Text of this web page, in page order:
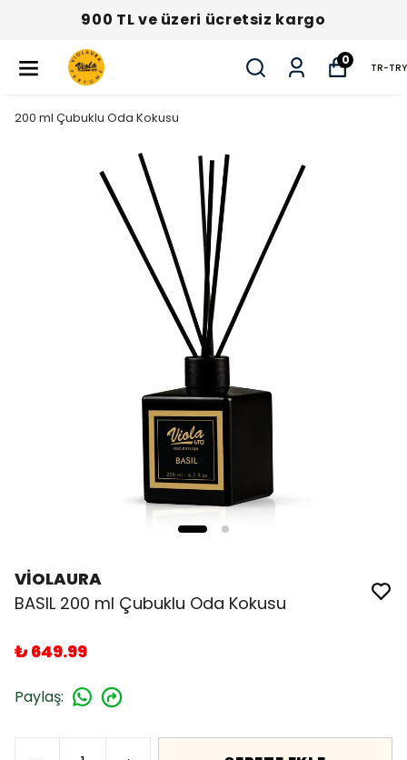
900 TL ve üzeri ücretsiz kargo
0
TR-TRY
200 ml Çubuklu Oda Kokusu
VİOLAURA
BASIL 200 ml Çubuklu Oda Kokusu
₺ 649.99
Paylaş: